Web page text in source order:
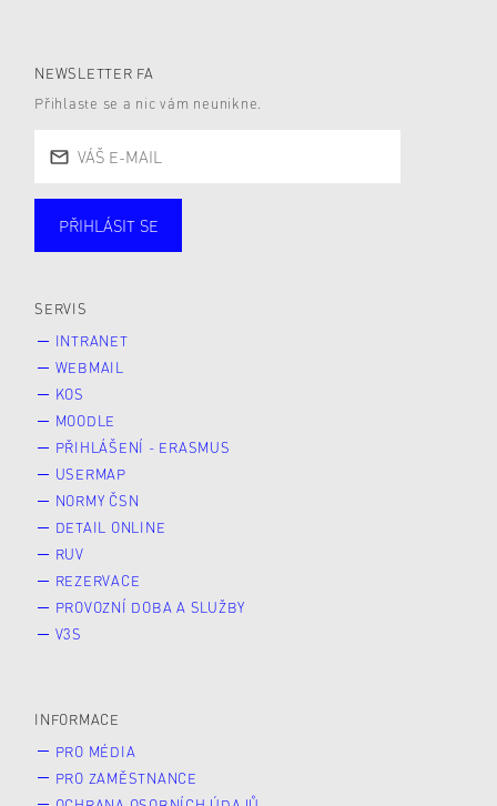
NEWSLETTER FA
Přihlaste se a nic vám neunikne.
Studující
PŘIHLÁSIT SE
SERVIS
INTRANET
WEBMAIL
KOS
MOODLE
PŘIHLÁŠENÍ - ERASMUS
USERMAP
NORMY ČSN
DETAIL ONLINE
RUV
REZERVACE
PROVOZNÍ DOBA A SLUŽBY
V3S
INFORMACE
PRO MÉDIA
PRO ZAMĚSTNANCE